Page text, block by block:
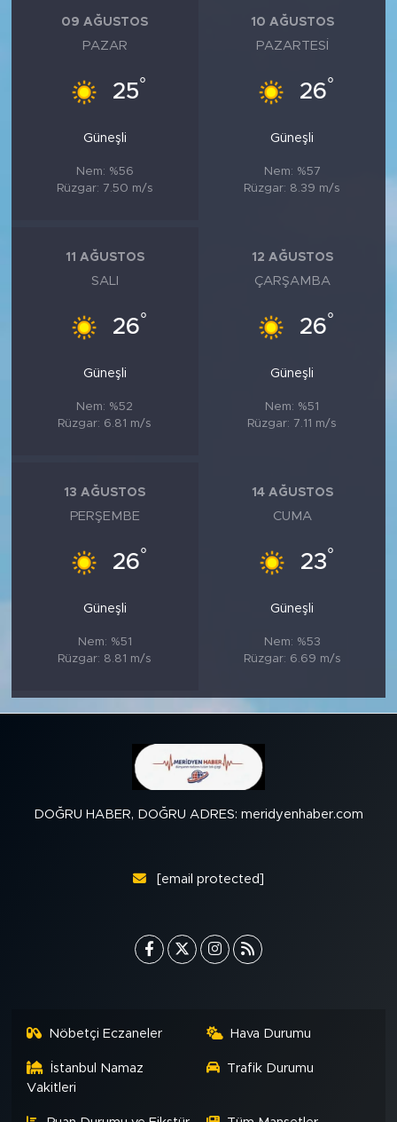
09 AĞUSTOS
PAZAR
25°
Güneşli
Nem: %56
Rüzgar: 7.50 m/s
10 AĞUSTOS
PAZARTESI
26°
Güneşli
Nem: %57
Rüzgar: 8.39 m/s
11 AĞUSTOS
SALI
26°
Güneşli
Nem: %52
Rüzgar: 6.81 m/s
12 AĞUSTOS
ÇARŞAMBA
26°
Güneşli
Nem: %51
Rüzgar: 7.11 m/s
13 AĞUSTOS
PERŞEMBE
26°
Güneşli
Nem: %51
Rüzgar: 8.81 m/s
14 AĞUSTOS
CUMA
23°
Güneşli
Nem: %53
Rüzgar: 6.69 m/s
DOĞRU HABER, DOĞRU ADRES: meridyenhaber.com
[email protected]
Nöbetçi Eczaneler Hava Durumu
İstanbul Namaz
Vakitleri
Trafik Durumu
VİDEOLAR